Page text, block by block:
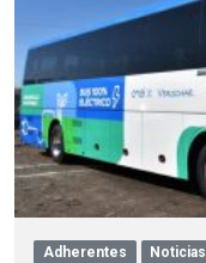
Adherentes Noticias